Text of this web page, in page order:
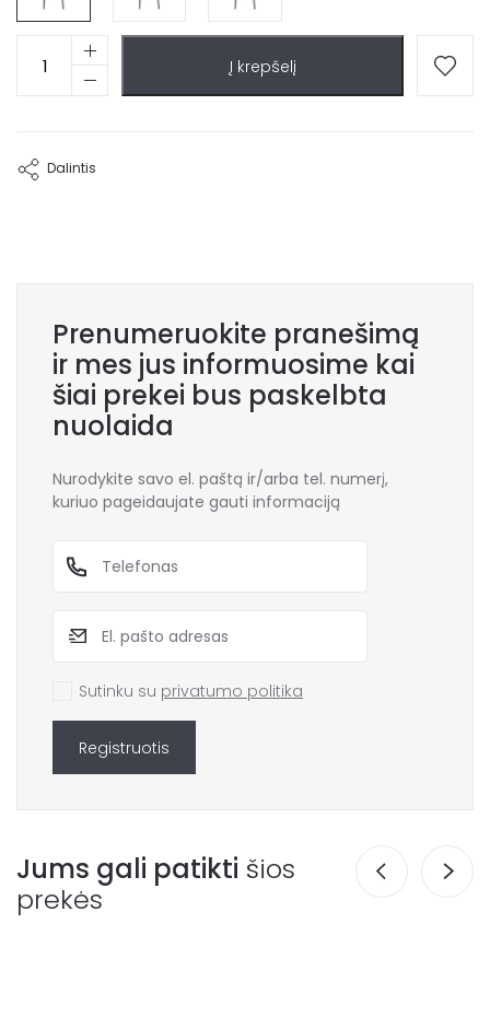
produkto
kiekis:
Į krepšelį
Dalintis
Prenumeruokite pranešimą
ir mes jus informuosime kai
šiai prekei bus paskelbta
nuolaida
Nurodykite savo el. paštą ir/arba tel. numerį,
kuriuo pageidaujate gauti informaciją
Sutinku su privatumo politika
Registruotis
Jums gali patikti šios
prekės